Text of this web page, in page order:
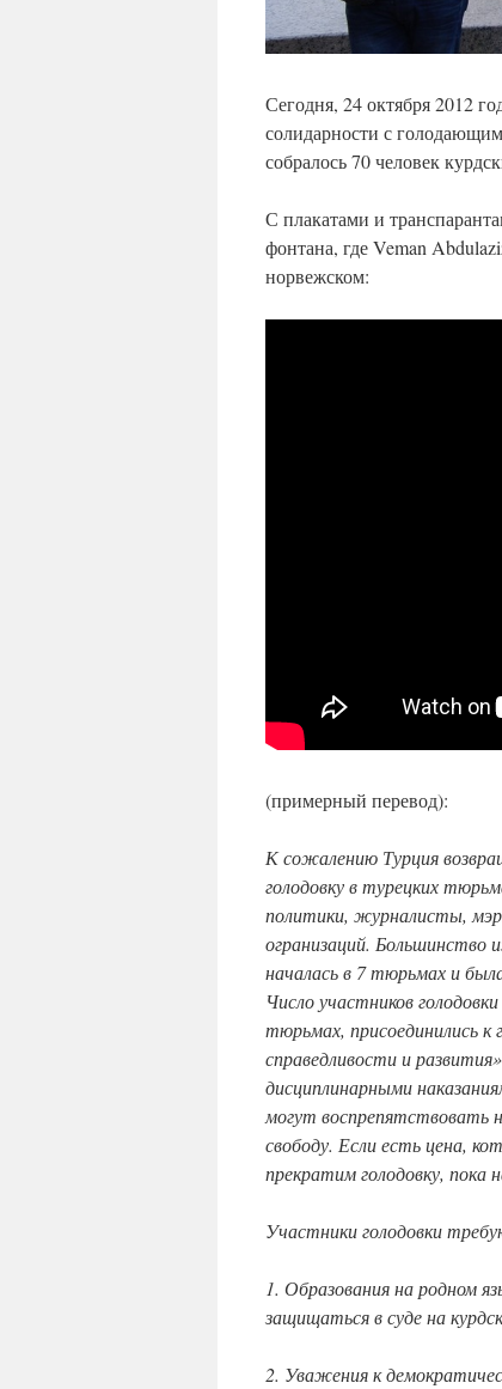
Сегодня, 24 октября 2012
солидарности с
собралось 70 человек
С плакатами и
фонтана, где Veman
норвежском:
(примерный перевод):
К сожалению Турция
голодовку в турецких
политики, журналисты,
огранизаций. Большинство
началась в 7 тюрьмах и
Число участников
тюрьмах, присоединились
справедливости и
дисциплинарными
могут
свободу. Если есть цена,
прекратим голодовку, пока
Участники голодовки
1. Образования на родном
защищаться в суде на
2. Уважения к